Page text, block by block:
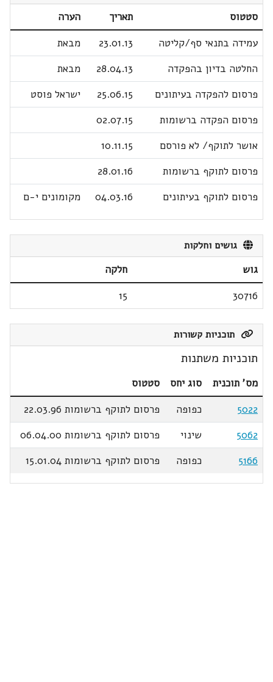
סטטוס תאריך
הערה
עמידה בתנאי סף/קליטה
23.01.13
מבאת
החלטה בדיון בהפקדה
28.04.13
מבאת
פרסום להפקדה בעיתונים
25.06.15
ישראל פוסט
פרסום הפקדה ברשומות
02.07.15
אושר לתוקף/ לא פורסם
10.11.15
פרסום לתוקף ברשומות
28.01.16
פרסום לתוקף בעיתונים
04.03.16 מקומונים י-ם
גושים וחלקות
גוש
חלקה
30716
15
תוכניות קשורות
תוכניות משתנות
מס' תוכנית סוג יחס
סטטוס
5022
כפופה
פרסום לתוקף ברשומות 22.03.96
5062
שינוי
פרסום לתוקף ברשומות 06.04.00
5166
כפופה פרסום לתוקף ברשומות 15.01.04